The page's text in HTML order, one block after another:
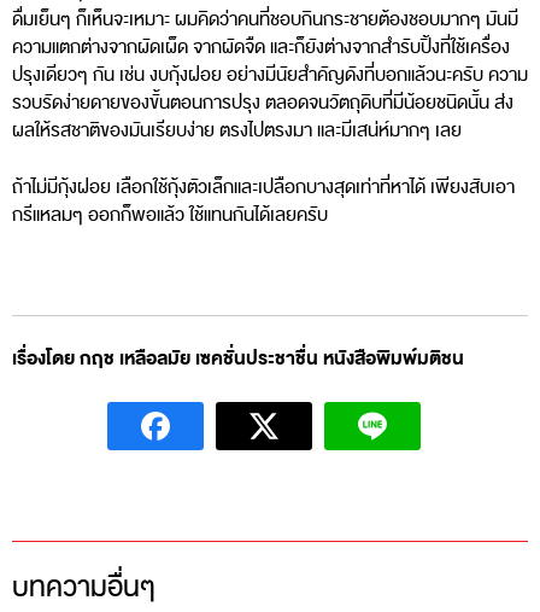
ดื่มเย็นๆ ก็เห็นจะเหมาะ ผมคิดว่าคนที่ชอบกินกระชายต้องชอบมากๆ มันมี
ความแตกต่างจากผัดเผ็ด จากผัดจืด และก็ยังต่างจากสำรับปิ้งที่ใช้เครื่อง
ปรุงเดียวๆ กัน เช่น งบกุ้งฝอย อย่างมีนัยสำคัญดังที่บอกแล้วนะครับ ความ
รวบรัดง่ายดายของขั้นตอนการปรุง ตลอดจนวัตถุดิบที่มีน้อยชนิดนั้น ส่ง
ผลให้รสชาติของมันเรียบง่าย ตรงไปตรงมา และมีเสน่ห์มากๆ เลย
ถ้าไม่มีกุ้งฝอย เลือกใช้กุ้งตัวเล็กและเปลือกบางสุดเท่าที่หาได้ เพียงสับเอา
กรีแหลมๆ ออกก็พอแล้ว ใช้แทนกันได้เลยครับ
เรื่องโดย กฤช เหลือลมัย เซคชั่นประชาชื่น หนังสือพิมพ์มติชน
บทความอื่นๆ